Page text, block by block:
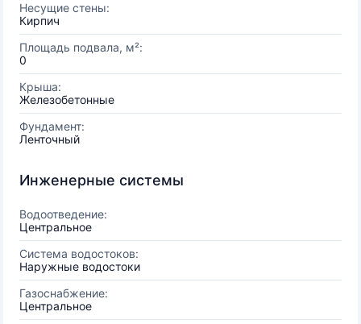
Несущие стены:
Кирпич
Площадь подвала, м²:
0
Крыша:
Железобетонные
Фундамент:
Ленточный
Инженерные системы
Водоотведение:
Центральное
Система водостоков:
Наружные водостоки
Газоснабжение:
Центральное